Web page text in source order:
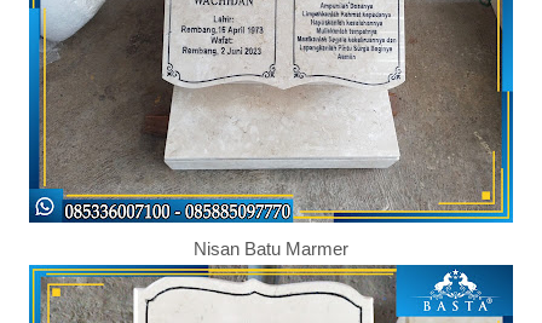
Nisan Batu Marmer